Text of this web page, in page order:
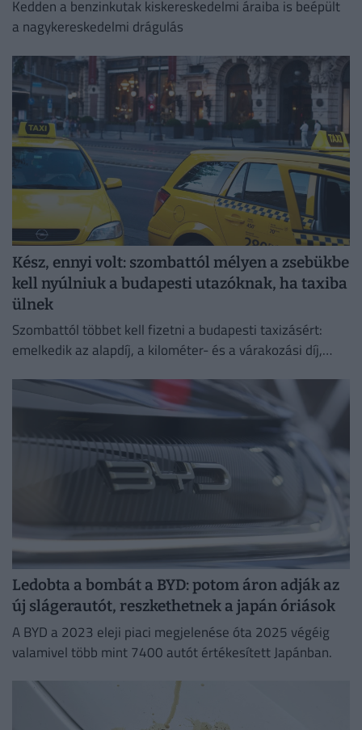
Kedden a benzinkutak kiskereskedelmi áraiba is beépült
a nagykereskedelmi drágulás
Kész, ennyi volt: szombattól mélyen a zsebükbe
kell nyúlniuk a budapesti utazóknak, ha taxiba
ülnek
Szombattól többet kell fizetni a budapesti taxizásért:
emelkedik az alapdíj, a kilométer- és a várakozási díj,
Ledobta a bombát a BYD: potom áron adják az
új slágerautót, reszkethetnek a japán óriások
A BYD a 2023 eleji piaci megjelenése óta 2025 végéig
valamivel több mint 7400 autót értékesített Japánban.